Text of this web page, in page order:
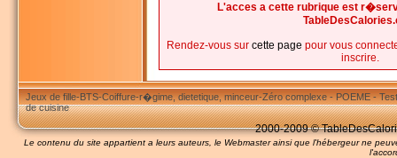
L'acces a cette rubrique est
Rendez-vous sur cette page pour vous
inscrire.
Jeux de fille-BTS-Coiffure-r�gime, dietetique, minceur-Zéro complexe-POEME-
de cuisine
2000-2009 ©
Le contenu du site appartient a leurs auteurs, le Webmaster ainsi que l'hébergeur ne